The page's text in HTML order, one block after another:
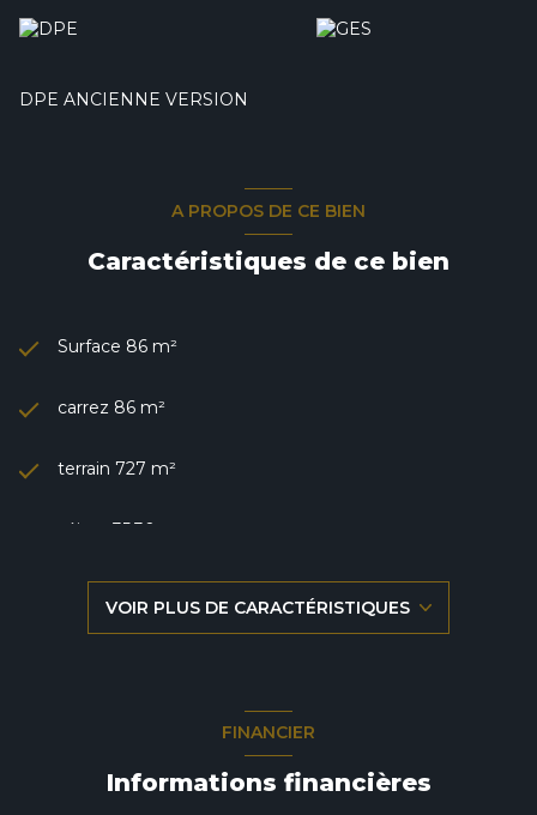
DPE ANCIENNE VERSION
A PROPOS DE CE BIEN
Caractéristiques de ce bien
Surface 86 m²
carrez 86 m²
terrain 727 m²
séjour 35,30 m²
cuisine séparée
VOIR PLUS DE CARACTÉRISTIQUES
FINANCIER
Informations financières